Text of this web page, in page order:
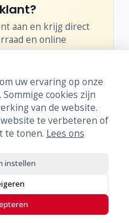
voorkomt
zorgt voor een
communicatie-
voor
de ingebouwde
Hierdoor kunnen
(T-stand) de
Sluit simpelweg
aan, en de
aan en krijg direct
en online
kortingen
en orderhistorie
uw ervaring op onze
cookies zijn
van de website.
te verbeteren of
te tonen. Lees ons
instellen